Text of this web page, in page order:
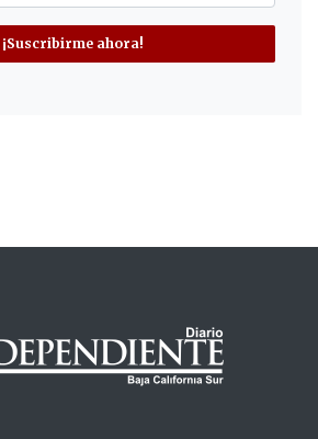
¡Suscribirme ahora!